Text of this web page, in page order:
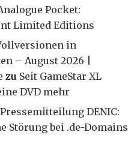
Pocket:
Limited Editions
in
– August 2026 |
zu Seit GameStar XL
DVD mehr
Pressemitteilung DENIC:
Störung bei .de-Domains